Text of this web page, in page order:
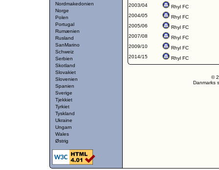
Nordmakedonien
Norge
Polen
Portugal
Rumænien
Rusland
SanMarino
Schweiz
Serbien
Skotland
Slovakiet
Slovenien
Spanien
Sverige
Tjekkiet
Tyrkiet
Tyskland
Ukraine
Ungarn
Wales
Østrig
2003/04
Rhyl FC
2004/05
Rhyl FC
2005/06
Rhyl FC
2007/08
Rhyl FC
2009/10
Rhyl FC
2014/15
Rhyl FC
©
Danmarks